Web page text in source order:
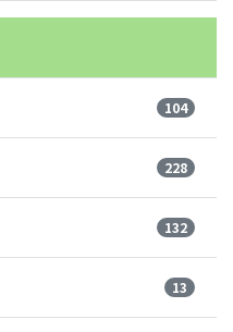
104
228
132
13